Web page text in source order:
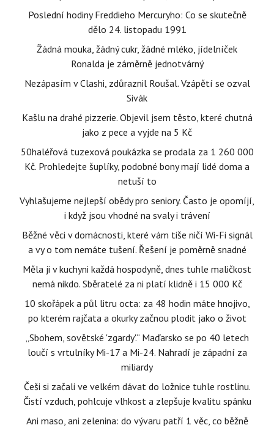
Poslední hodiny Freddieho Mercuryho: Co se skutečně
dělo 24. listopadu 1991
Žádná mouka, žádný cukr, žádné mléko, jídelníček
Ronalda je záměrně jednotvárný
Nezápasím v Clashi, zdůraznil Roušal. Vzápětí se ozval
Sivák
Kašlu na drahé pizzerie. Objevil jsem těsto, které chutná
jako z pece a vyjde na 5 Kč
50haléřová tuzexová poukázka se prodala za 1 260 000
Kč. Prohledejte šuplíky, podobné bony mají lidé doma a
netuší to
Vyhlašujeme nejlepší obědy pro seniory. Často je opomíjí,
i když jsou vhodné na svaly i trávení
Běžné věci v domácnosti, které vám tiše ničí Wi-Fi signál
a vy o tom nemáte tušení. Řešení je poměrně snadné
Měla ji v kuchyni každá hospodyně, dnes tuhle maličkost
nemá nikdo. Sběratelé za ni platí klidně i 15 000 Kč
10 skořápek a půl litru octa: za 48 hodin máte hnojivo,
po kterém rajčata a okurky začnou plodit jako o život
„Sbohem, sovětské 'zgardy'.“ Maďarsko se po 40 letech
loučí s vrtulníky Mi-17 a Mi-24. Nahradí je západní za
miliardy
Češi si začali ve velkém dávat do ložnice tuhle rostlinu.
Čistí vzduch, pohlcuje vlhkost a zlepšuje kvalitu spánku
Ani maso, ani zelenina: do vývaru patří 1 věc, co běžně